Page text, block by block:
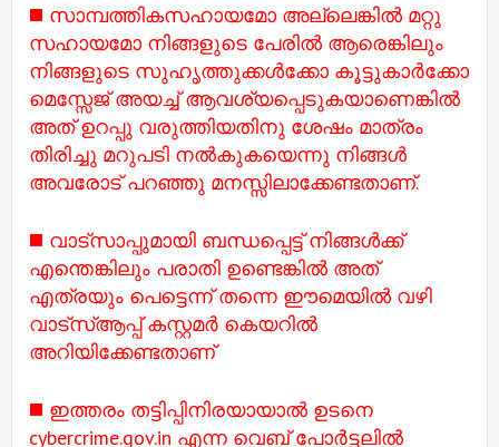
◼️ സാമ്പത്തികസഹായമോ അല്ലെങ്കിൽ മറ്റു
സഹായമോ നിങ്ങളുടെ പേരിൽ ആരെങ്കിലും
നിങ്ങളുടെ സുഹൃത്തുക്കൾക്കോ കൂട്ടുകാർക്കോ
മെസ്സേജ് അയച്ച് ആവശ്യപ്പെടുകയാണെങ്കിൽ
അത് ഉറപ്പു വരുത്തിയതിനു ശേഷം മാത്രം
തിരിച്ചു മറുപടി നൽകുകയെന്നു നിങ്ങൾ
അവരോട് പറഞ്ഞു മനസ്സിലാക്കേണ്ടതാണ്.
◼️ വാട്സാപ്പുമായി ബന്ധപ്പെട്ട് നിങ്ങൾക്ക്
എന്തെങ്കിലും പരാതി ഉണ്ടെങ്കിൽ അത്
എത്രയും പെട്ടെന്ന് തന്നെ ഈമെയിൽ വഴി
വാട്സ്ആപ്പ് കസ്റ്റമർ കെയറിൽ
അറിയിക്കേണ്ടതാണ്
◼️ ഇത്തരം തട്ടിപ്പിനിരയായാൽ ഉടനെ
cybercrime.gov.in എന്ന വെബ് പോർട്ടലിൽ